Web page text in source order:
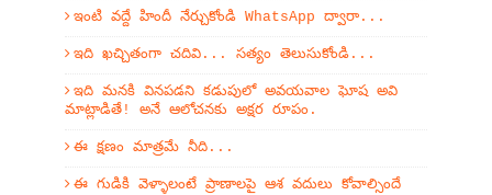
ఇంటి వద్దే హిందీ నేర్చుకోండి WhatsApp ద్వారా...
ఇది ఖచ్చితంగా చదివి... సత్యం తెలుసుకోండి...
ఇది మనకి వినపడని కడుపులో అవయవాల ఘోష అవి
మాట్లాడితే! అనే ఆలోచనకు అక్షర రూపం.
ఈ క్షణం మాత్రమే నీది...
ఈ గుడికి వెళ్ళాలంటే ప్రాణాలపై ఆశ వదులు కోవాల్సిందే